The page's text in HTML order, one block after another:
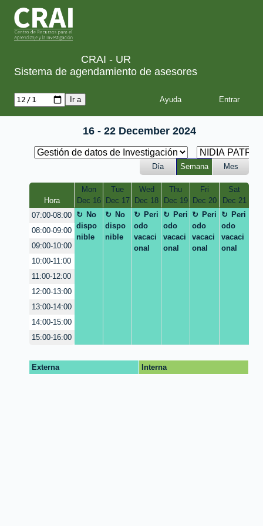
CRAI - UR
Sistema de agendamiento de asesores
Ayuda
16 - 22 December 2024
Día Semana Mes
Hora
Mon
Dec 16
Tue
Dec 17
Wed
Dec 18
Thu
Dec 19
Fri
Dec 20
Sat
Dec 21
07:00-08:00
No
dispo
nible
No
dispo
nible
Peri
odo
vacaci
onal
Peri
odo
vacaci
onal
Peri
odo
vacaci
onal
Peri
odo
vacaci
onal
08:00-09:00
09:00-10:00
10:00-11:00
11:00-12:00
12:00-13:00
13:00-14:00
14:00-15:00
15:00-16:00
Externa Interna